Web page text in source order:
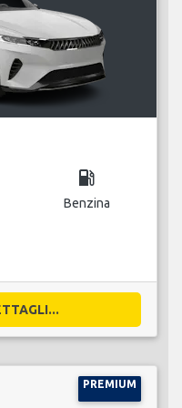
local_gas_station
Benzina
PREMIUM